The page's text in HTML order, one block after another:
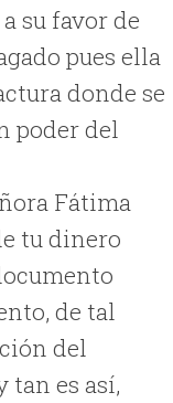
su favor de
pues ella
donde se
poder del
Fátima
tu dinero
de tal
del
tan es así,